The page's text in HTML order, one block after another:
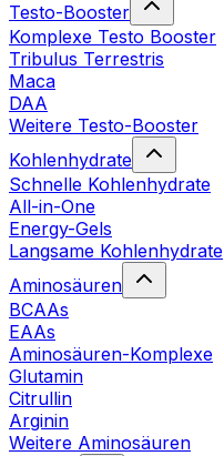
Testo-Booster
Komplexe Testo Booster
Tribulus Terrestris
Maca
DAA
Weitere Testo-Booster
Kohlenhydrate
Schnelle Kohlenhydrate
All-in-One
Energy-Gels
Langsame Kohlenhydrate
Aminosäuren
BCAAs
EAAs
Aminosäuren-Komplexe
Glutamin
Citrullin
Arginin
Weitere Aminosäuren